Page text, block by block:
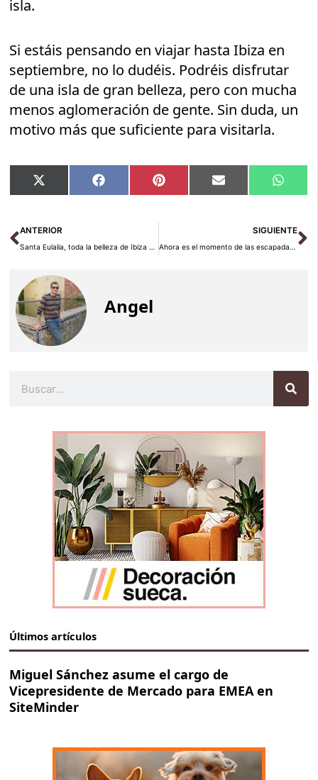
isla.
Si estáis pensando en viajar hasta Ibiza en
septiembre, no lo dudéis. Podréis disfrutar
de una isla de gran belleza, pero con mucha
menos aglomeración de gente. Sin duda, un
motivo más que suficiente para visitarla.
Compartir
en
X
(Twitter)
Compartir
en
Facebook Compartir
en
Pinterest Compartir
en
Email
en
Ant
ANTERIOR
Santa Eulalia, toda la belleza de Ibiza en su máximo esplendor
SIGUIENTE
Ahora es el momento de las escapadas por carretera: coche, moto o caravana
Angel
Últimos artículos
Miguel Sánchez asume el cargo de
Vicepresidente de Mercado para EMEA en
SiteMinder